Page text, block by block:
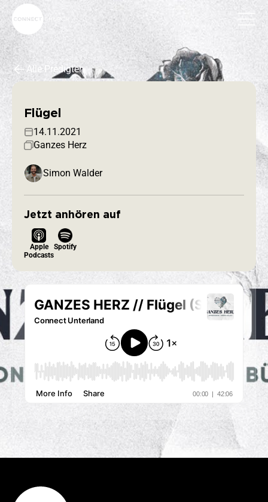
Alle Predigten
Flügel
14.11.2021
Ganzes Herz
Simon Walder
Jetzt anhören auf
Apple
Podcasts
Spotify